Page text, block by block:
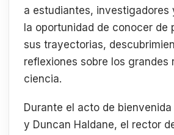
a estudiantes, investigadores
la oportunidad de conocer de
sus trayectorias,
reflexiones sobre los grandes
ciencia.
Durante el acto de
y Duncan Haldane, el rector